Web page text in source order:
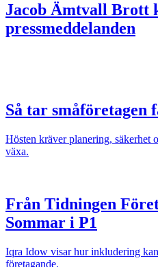
Jacob Ämtvall Brott
pressmeddelanden
Så tar småföretagen
Hösten kräver planering, säkerhet
växa.
Från Tidningen
Sommar i P1
Iqra Idow visar hur inkludering
företagande.